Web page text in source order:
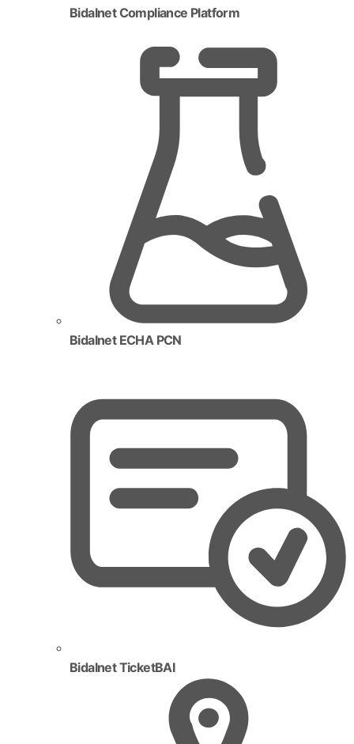
Bidalnet Compliance Platform
Bidalnet ECHA PCN
Bidalnet TicketBAI